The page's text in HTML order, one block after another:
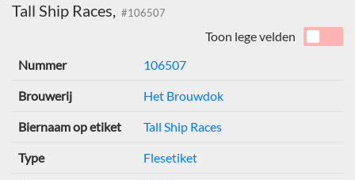
Tall Ship Races, #106507
Toon lege velden
Nummer
106507
Brouwerij Het Brouwdok
Biernaam op etiket Tall Ship Races
Type Flesetiket